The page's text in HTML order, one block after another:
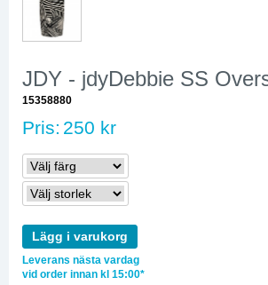
JDY - jdyDebbie SS
15358880
Pris: 250 kr
Lägg i varukorg
Leverans nästa vardag
vid order innan kl 15:00*